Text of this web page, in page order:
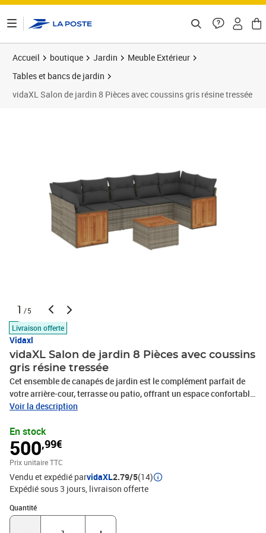
Accueil boutique Jardin
Meuble Extérieur
Tables et bancs de jardin
vidaXL Salon de jardin 8 Pièces avec coussins gris résine tressée
1 /5
Livraison offerte
Vidaxl
vidaXL Salon de jardin 8 Pièces avec coussins
gris résine tressée
Cet ensemble de canapés de jardin est le complément parfait de
votre arrière-cour, terrasse ou patio, offrant un espace confortable
et accueillant pour discuter avec la famille et les amis ou
la résine tressée, également connue sous le nom de poly rotin, est
un matériau synthétique solide et nécessitant peu d'entretien qui
ressemble au rotin naturel. Il est léger, facile à nettoyer et
couramment utilisé pour les meubles d'extérieur en raison de sa
durabilité et de ses propriétés de résistance aux
intempéries.Fonction de rangement avec sac résistant à l'eau : le
mobilier de jardin dispose d'un espace de rangement sous l'assise,
complété par un sac résistant à l'eau pour ranger coussins, jouets
Voir la description
En stock
500,99€
Prix unitaire TTC
Vendu et expédié parvidaXL2.79/5(14)
Expédié sous 3 jours livraison offerte
Quantité
Quantité : 1